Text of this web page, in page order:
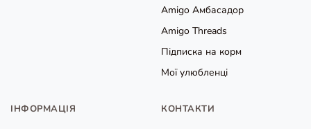
Amigo Амбасадор
Amigo Threads
Підписка на корм
Мої улюбленці
ІНФОРМАЦІЯ КОНТАКТИ